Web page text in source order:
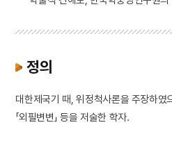
정의
대한제국기 때, 위정척사론을 주장하였으
「외필변변」 등을 저술한 학자.